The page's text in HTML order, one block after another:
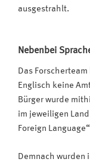
ausgestrahlt.
Nebenbei
Das
Englisch keine
Bürger wurde
im jeweiligen
Foreign
Demnach wurden